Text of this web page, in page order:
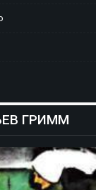
ГРИММ